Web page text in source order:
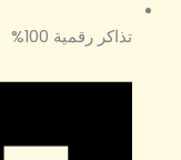
تذاكر رقمية 100%